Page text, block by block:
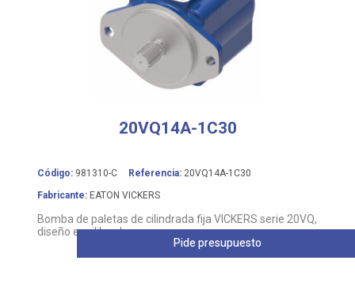
20VQ14A-1C30
Código: 981310-C Referencia: 20VQ14A-1C30
Fabricante: EATON VICKERS
Bomba de paletas de cilindrada fija VICKERS serie 20VQ,
diseño equilibrado
Pide presupuesto